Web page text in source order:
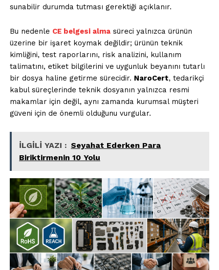
sunabilir durumda tutması gerektiği açıklanır.
Bu nedenle CE belgesi alma süreci yalnızca ürünün
üzerine bir işaret koymak değildir; ürünün teknik
kimliğini, test raporlarını, risk analizini, kullanım
talimatını, etiket bilgilerini ve uygunluk beyanını tutarlı
bir dosya haline getirme sürecidir. NaroCert, tedarikçi
kabul süreçlerinde teknik dosyanın yalnızca resmi
makamlar için değil, aynı zamanda kurumsal müşteri
güveni için de önemli olduğunu vurgular.
İLGİLİ YAZI : Seyahat Ederken Para
Biriktirmenin 10 Yolu